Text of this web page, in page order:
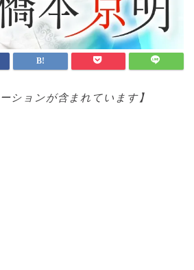
ーションが含まれています】